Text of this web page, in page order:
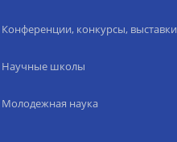
Конференции, конкурсы, выставки
Научные школы
Молодежная наука